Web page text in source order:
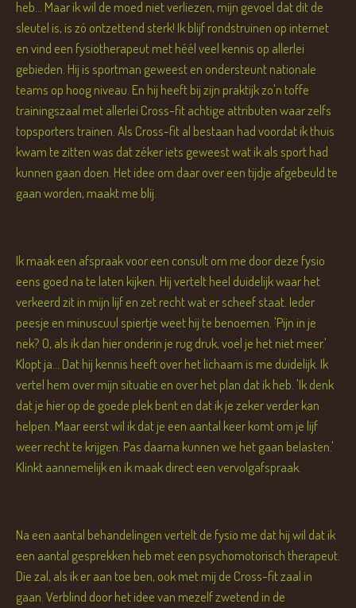
heb... Maar ik wil de moed niet verliezen, mijn gevoel dat dit de
sleutel is, is zó ontzettend sterk! Ik blijf rondstruinen op internet
en vind een fysiotherapeut met héél veel kennis op allerlei
gebieden. Hij is sportman geweest en ondersteunt nationale
teams op hoog niveau. En hij heeft bij zijn praktijk zo'n toffe
trainingszaal met allerlei Cross-fit achtige attributen waar zelfs
topsporters trainen. Als Cross-fit al bestaan had voordat ik thuis
kwam te zitten was dat zéker iets geweest wat ik als sport had
kunnen gaan doen. Het idee om daar over een tijdje afgebeuld te
gaan worden, maakt me blij.
Ik maak een afspraak voor een consult om me door deze fysio
eens goed na te laten kijken. Hij vertelt heel duidelijk waar het
verkeerd zit in mijn lijf en zet recht wat er scheef staat. Ieder
peesje en minuscuul spiertje weet hij te benoemen. 'Pijn in je
nek? O, als ik dan hier onderin je rug druk, voel je het niet meer.'
Klopt ja... Dat hij kennis heeft over het lichaam is me duidelijk. Ik
vertel hem over mijn situatie en over het plan dat ik heb. 'Ik denk
dat je hier op de goede plek bent en dat ik je zeker verder kan
helpen. Maar eerst wil ik dat je een aantal keer komt om je lijf
weer recht te krijgen. Pas daarna kunnen we het gaan belasten.'
Klinkt aannemelijk en ik maak direct een vervolgafspraak.
Na een aantal behandelingen vertelt de fysio me dat hij wil dat ik
een aantal gesprekken heb met een psychomotorisch therapeut.
Die zal, als ik er aan toe ben, ook met mij de Cross-fit zaal in
gaan. Verblind door het idee van mezelf zwetend in de